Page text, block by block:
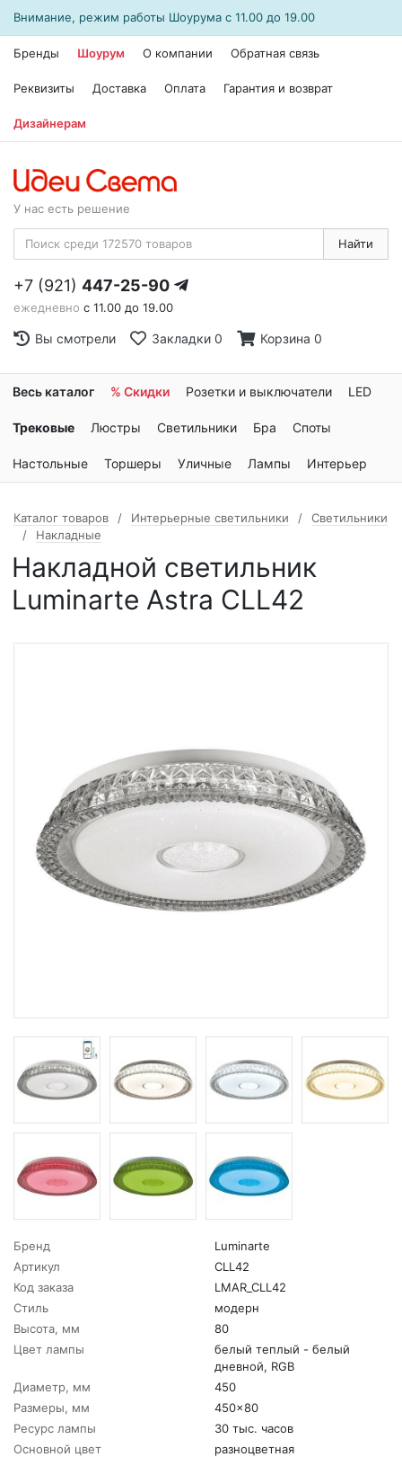
Внимание, режим работы Шоурума с 11.00 до 19.00
Бренды Шоурум О компании Обратная связь
Реквизиты Доставка Оплата Гарантия и возврат
Дизайнерам
У нас есть решение
Найти
+7 (921) 447-25-90
ежедневно с 11.00 до 19.00
Вы смотрели Закладки 0 Корзина 0
Весь каталог % Скидки Розетки и выключатели LED
Трековые Люстры Светильники Бра Споты
Настольные Торшеры Уличные Лампы Интерьер
Каталог товаров Интерьерные светильники
Светильники
Накладные
Накладной светильник
Luminarte Astra CLL42
Бренд
Luminarte
Артикул
CLL42
Код заказа
LMAR_CLL42
Стиль
модерн
Высота, мм
80
Цвет лампы
белый теплый - белый
дневной, RGB
Диаметр, мм
450
Размеры, мм
450x80
Ресурс лампы
30 тыс. часов
Основной цвет
разноцветная